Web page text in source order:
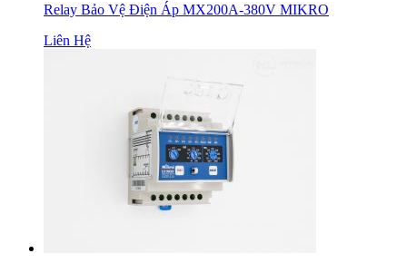
Relay Bảo Vệ Điện Áp MX200A-380V MIKRO
Liên Hệ